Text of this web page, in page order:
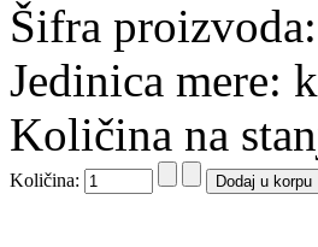
Šifra
Jedinica mere:
Količina na
Količina: